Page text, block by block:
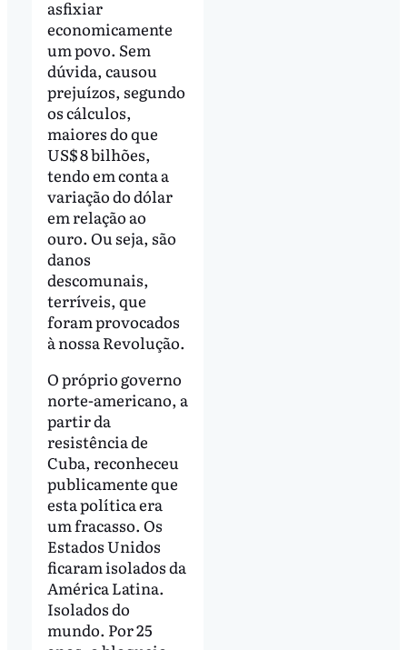
asfixiar
economicamente
um povo. Sem
dúvida, causou
prejuízos, segundo
os cálculos,
maiores do que
US$ 8 bilhões,
tendo em conta a
variação do dólar
em relação ao
ouro. Ou seja, são
danos
descomunais,
terríveis, que
foram provocados
à nossa Revolução.
O próprio governo
norte-americano, a
partir da
resistência de
Cuba, reconheceu
publicamente que
esta política era
um fracasso. Os
Estados Unidos
ficaram isolados da
América Latina.
Isolados do
mundo. Por 25